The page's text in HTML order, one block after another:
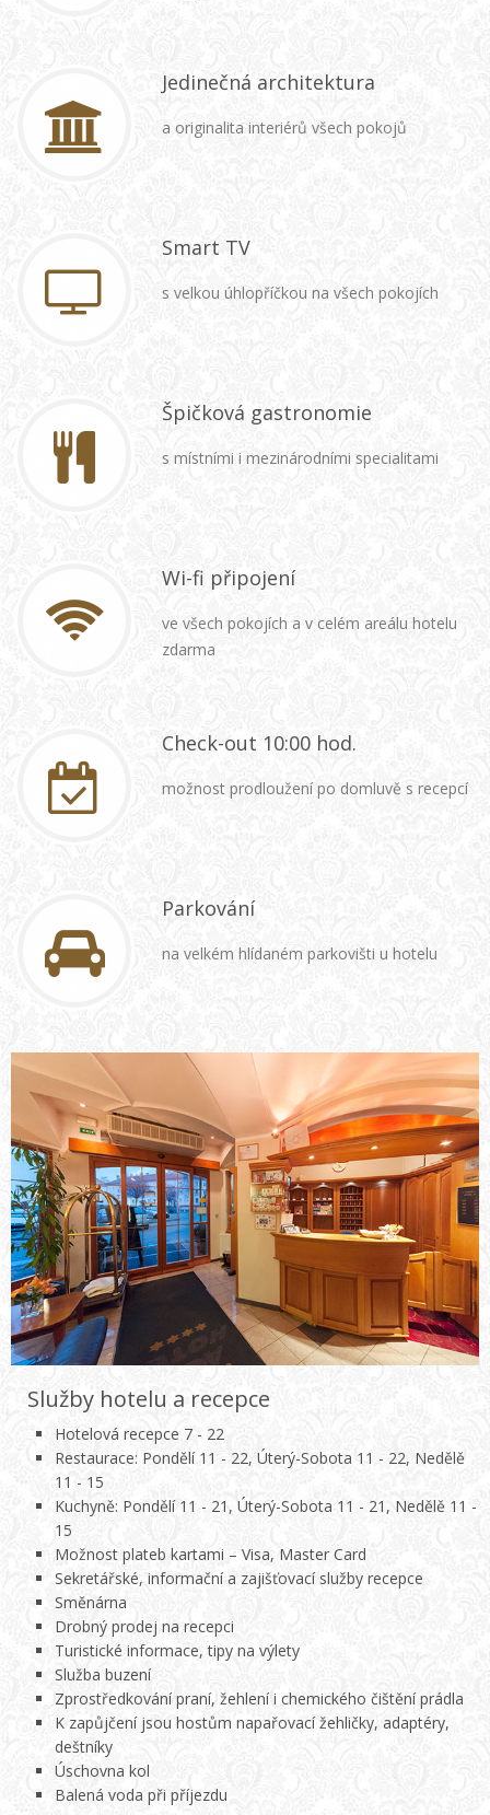
Jedinečná architektura
a originalita interiérů všech pokojů
Smart TV
s velkou úhlopříčkou na všech pokojích
Špičková gastronomie
s místními i mezinárodními specialitami
Wi-fi připojení
ve všech pokojích a v celém areálu hotelu
zdarma
Check-out 10:00 hod.
možnost prodloužení po domluvě s recepcí
Parkování
na velkém hlídaném parkovišti u hotelu
Služby hotelu a recepce
Hotelová recepce 7 - 22
Restaurace: Pondělí 11 - 22, Úterý-Sobota 11 - 22, Nedělě
11 - 15
Kuchyně: Pondělí 11 - 21, Úterý-Sobota 11 - 21, Nedělě 11 -
15
Možnost plateb kartami – Visa, Master Card
Sekretářské, informační a zajišťovací služby recepce
Směnárna
Drobný prodej na recepci
Turistické informace, tipy na výlety
Služba buzení
Zprostředkování praní, žehlení i chemického čištění prádla
K zapůjčení jsou hostům napařovací žehličky, adaptéry,
deštníky
Úschovna kol
Balená voda při příjezdu